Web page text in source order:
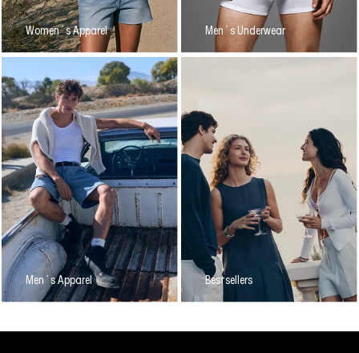
Women´s Apparel Men´s Underwear
Men´s Apparel Bestsellers